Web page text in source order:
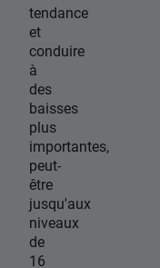
tendance
et
conduire
à
des
baisses
plus
importantes,
peut-
être
jusqu'aux
niveaux
de
16